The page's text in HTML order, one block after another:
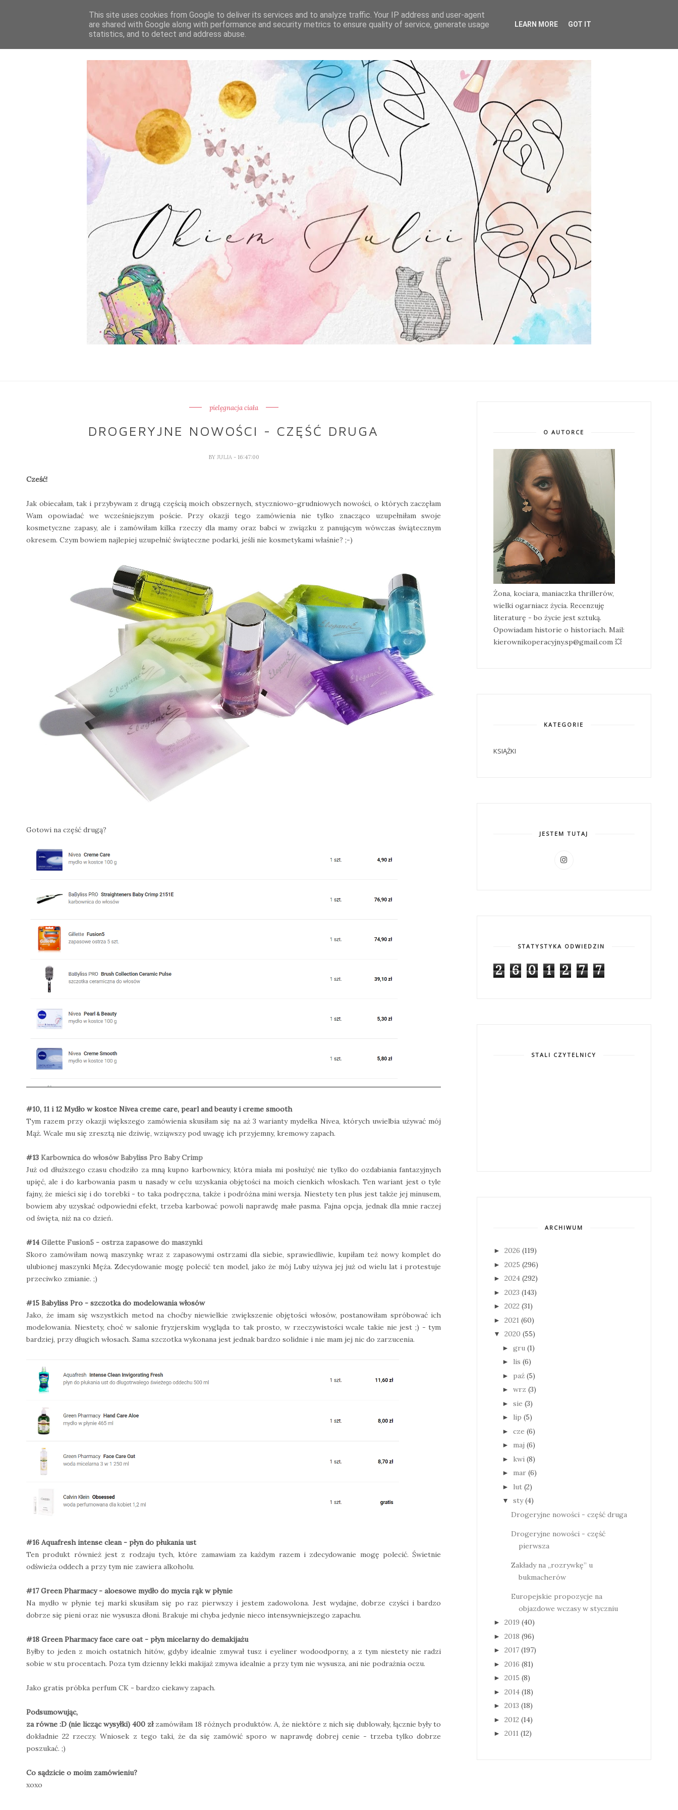
STRONA GŁÓWNA O MNIE WSPÓŁPRACA
pielęgnacja ciała
DROGERYJNE NOWOŚCI - CZĘŚĆ DRUGA
BY JULIA - 16:47:00
Cześć!
Jak obiecałam, tak i przybywam z drugą częścią moich obszernych, styczniowo-grudniowych nowości, o których zaczęłam
Wam opowiadać we wcześniejszym poście. Przy okazji tego zamówienia nie tylko znacząco uzupełniłam swoje
kosmetyczne zapasy, ale i zamówiłam kilka rzeczy dla mamy oraz babci w związku z panującym wówczas świątecznym
okresem. Czym bowiem najlepiej uzupełnić świąteczne podarki, jeśli nie kosmetykami właśnie? ;-)
Gotowi na część drugą?
#10, 11 i 12 Mydło w kostce Nivea creme care, pearl and beauty i creme smooth
Tym razem przy okazji większego zamówienia skusiłam się na aż 3 warianty mydełka Nivea, których uwielbia używać mój
Mąż. Wcale mu się zresztą nie dziwię, wziąwszy pod uwagę ich przyjemny, kremowy zapach.
#13 Karbownica do włosów Babyliss Pro Baby Crimp
Już od dłuższego czasu chodziło za mną kupno karbownicy, która miała mi posłużyć nie tylko do ozdabiania fantazyjnych
upięć, ale i do karbowania pasm u nasady w celu uzyskania objętości na moich cienkich włoskach. Ten wariant jest o tyle
fajny, że mieści się i do torebki - to taka podręczna, także i podróżna mini wersja. Niestety ten plus jest także jej minusem,
bowiem aby uzyskać odpowiedni efekt, trzeba karbować powoli naprawdę małe pasma. Fajna opcja, jednak dla mnie raczej
od święta, niż na co dzień.
#14 Gilette Fusion5 - ostrza zapasowe do maszynki
Skoro zamówiłam nową maszynkę wraz z zapasowymi ostrzami dla siebie, sprawiedliwie, kupiłam też nowy komplet do
ulubionej maszynki Męża. Zdecydowanie mogę polecić ten model, jako że mój Luby używa jej już od wielu lat i protestuje
przeciwko zmianie. ;)
#15 Babyliss Pro - szczotka do modelowania włosów
Jako, że imam się wszystkich metod na choćby niewielkie zwiększenie objętości włosów, postanowiłam spróbować ich
modelowania. Niestety, choć w salonie fryzjerskim wygląda to tak prosto, w rzeczywistości wcale takie nie jest ;) - tym
bardziej, przy długich włosach. Sama szczotka wykonana jest jednak bardzo solidnie i nie mam jej nic do zarzucenia.
#16 Aquafresh intense clean - płyn do płukania ust
Ten produkt również jest z rodzaju tych, które zamawiam za każdym razem i zdecydowanie mogę polecić. Świetnie
odświeża oddech a przy tym nie zawiera alkoholu.
#17 Green Pharmacy - aloesowe mydło do mycia rąk w płynie
Na mydło w płynie tej marki skusiłam się po raz pierwszy i jestem zadowolona. Jest wydajne, dobrze czyści i bardzo
dobrze się pieni oraz nie wysusza dłoni. Brakuje mi chyba jedynie nieco intensywniejszego zapachu.
#18 Green Pharmacy face care oat - płyn micelarny do demakijażu
Byłby to jeden z moich ostatnich hitów, gdyby idealnie zmywał tusz i eyeliner wodoodporny, a z tym niestety nie radzi
sobie w stu procentach. Poza tym dzienny lekki makijaż zmywa idealnie a przy tym nie wysusza, ani nie podrażnia oczu.
Jako gratis próbka perfum CK - bardzo ciekawy zapach.
Podsumowując,
za równe :D (nie licząc wysyłki) 400 złzamówiłam 18 różnych produktów. A, że niektóre z nich się dublowały, łącznie były to
dokładnie 22 rzeczy. Wniosek z tego taki, że da się zamówić sporo w naprawdę dobrej cenie - trzeba tylko dobrze
poszukać. ;)
Co sądzicie o moim zamówieniu?
xoxo
O AUTORCE
Żona, kociara, maniaczka thrillerów,
wielki ogarniacz życia. Recenzuję
literaturę - bo życie jest sztuką.
Opowiadam historie o historiach. Mail:
kierownikoperacyjny.sp@gmail.com 💥
KATEGORIE
KSIĄŻKI
JESTEM TUTAJ
STATYSTYKA ODWIEDZIN
2 6 0 1 2 7 7
STALI CZYTELNICY
ARCHIWUM
► 2026 (119)
► 2025 (296)
► 2024 (292)
► 2023 (143)
► 2022 (31)
► 2021 (60)
▼ 2020 (55)
► gru (1)
► lis (6)
► paź (5)
► wrz (3)
► sie (3)
► lip (5)
► cze (6)
► maj (6)
► kwi (8)
► mar (6)
► lut (2)
▼ sty (4)
Drogeryjne nowości - część druga
Drogeryjne nowości - część
pierwsza
Zakłady na „rozrywkę” u
bukmacherów
Europejskie propozycje na
objazdowe wczasy w styczniu
► 2019 (40)
► 2018 (96)
► 2017 (197)
► 2016 (81)
► 2015 (8)
► 2014 (18)
► 2013 (18)
► 2012 (14)
► 2011 (12)
This site uses cookies from Google to deliver its services and to analyze traffic. Your IP address and user-agent
are shared with Google along with performance and security metrics to ensure quality of service, generate usage
statistics, and to detect and address abuse.
LEARN MORE GOT IT